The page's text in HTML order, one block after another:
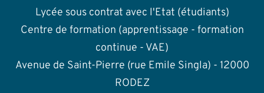
Lycée sous contrat avec l'Etat (étudiants)
Centre de formation (apprentissage - formation
continue - VAE)
Avenue de Saint-Pierre (rue Emile Singla) - 12000
RODEZ